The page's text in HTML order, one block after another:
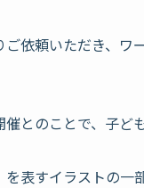
依頼いただき、ワ
とのことで、子ど
表すイラストの一部